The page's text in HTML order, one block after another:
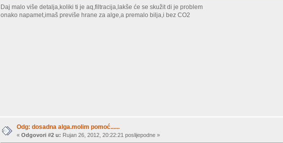
Daj malo više detalja,koliki ti je aq,filtracija,lakše će se skužit di je problem
onako napamet,imaš previše hrane za alge,a premalo bilja,i bez CO2
Odg: dosadna alga.molim pomoć......
«Odgovori #2 u: Rujan 26, 2012, 20:22:21 poslijepodne »